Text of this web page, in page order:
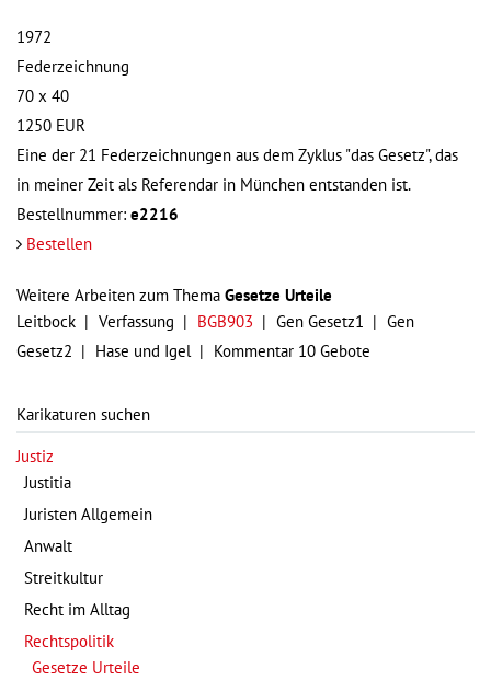
1972
Federzeichnung
70 x 40
1250 EUR
Eine der 21 Federzeichnungen aus dem Zyklus "das Gesetz", das
in meiner Zeit als Referendar in München entstanden ist.
Bestellnummer: e2216
Bestellen
Weitere Arbeiten zum Thema Gesetze Urteile
Leitbock
Verfassung BGB903 Gen Gesetz1
Gen
Gesetz2
Hase und Igel Kommentar 10 Gebote
Karikaturen suchen
Justiz
Justitia
Juristen Allgemein
Anwalt
Streitkultur
Recht im Alltag
Rechtspolitik
Gesetze Urteile